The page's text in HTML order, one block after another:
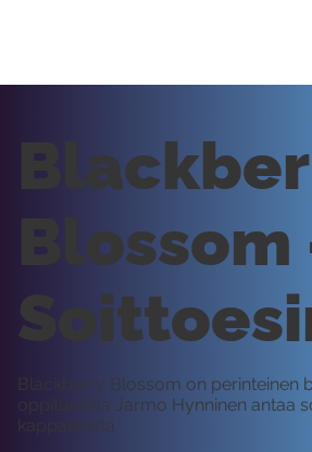
Blossom
Blackberry Blossom on perinteinen
oppitunnilla Jarmo Hynninen antaa
kappaleesta.